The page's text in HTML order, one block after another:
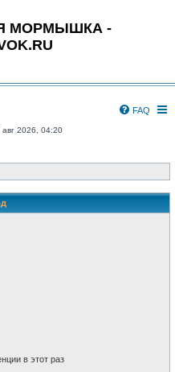
МОРМЫШКА -
FAQ
2026, 04:20
в этот раз